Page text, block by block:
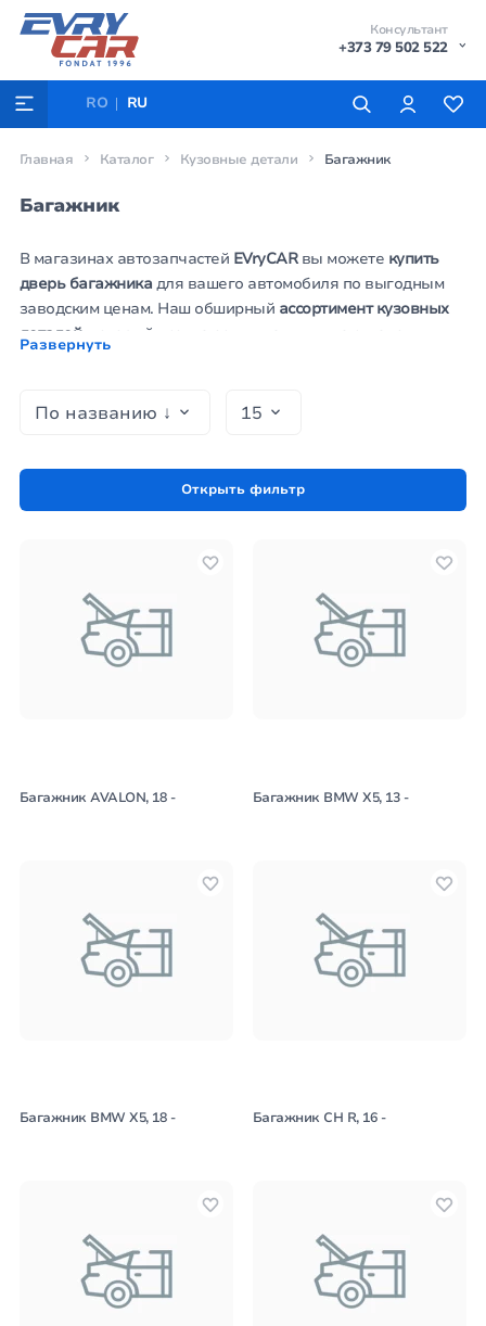
Консультант
+373 79 502 522
RO RU
Главная Каталог Кузовные детали Багажник
Багажник
В магазинах автозапчастей EVryCARвы можете купить
дверь багажника для вашего автомобиля по выгодным
заводским ценам. Наш обширный ассортимент кузовных
деталей, который всегда есть в наличии на складе,
позволяет оперативно приобрести все необходимые
Вместе с элементами кузова, на сайте autoworld.md вы
обеспечивая полноценный ремонт и безопасность вашего
транспортного средства.
Развернуть
Открыть фильтр
Багажник AVALON, 18 - Багажник BMW X5, 13 -
Багажник BMW X5, 18 - Багажник CH R, 16 -